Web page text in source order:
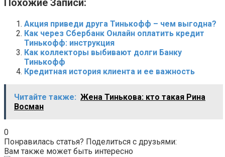
Похожие Записи:
Акция приведи друга Тинькофф – чем выгодна?
Как через Сбербанк Онлайн оплатить кредит
Тинькофф: инструкция
Как коллекторы выбивают долги Банку
Тинькофф
Кредитная история клиента и ее важность
Читайте также: Жена Тинькова: кто такая Рина
Восман
0
Понравилась статья? Поделиться с друзьями:
Вам также может быть интересно